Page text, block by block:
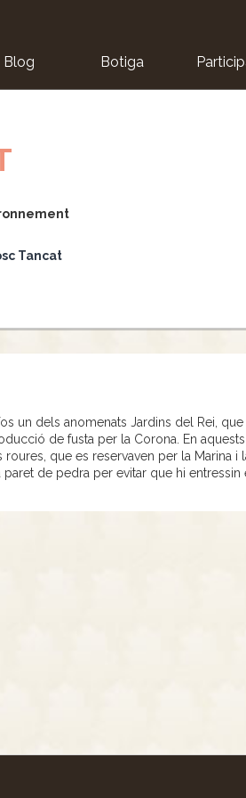
Blog Botiga
Tancat
un dels anomenats Jardins del Rei,
de fusta per la Corona. En
que es reservaven per la Marina
de pedra per evitar que hi entressin